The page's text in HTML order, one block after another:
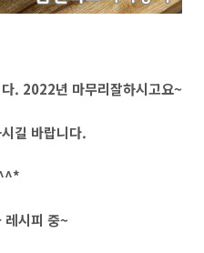
. 2022년 마무리잘하시고요~
길 바랍니다.
레시피 중~